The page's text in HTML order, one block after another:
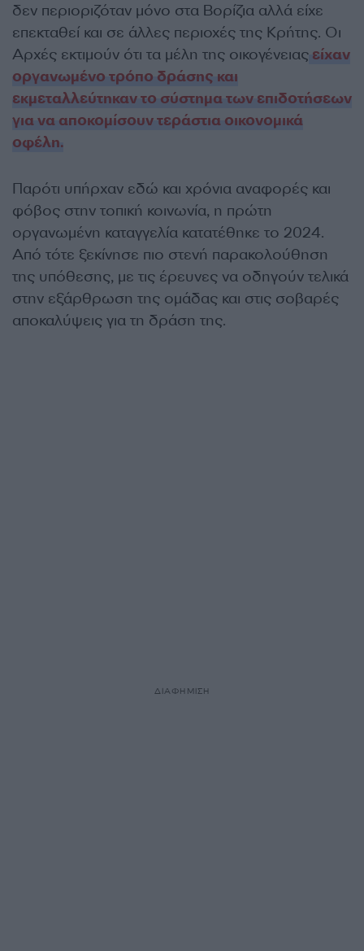
δεν περιοριζόταν μόνο στα Βορίζια αλλά είχε
επεκταθεί και σε άλλες περιοχές της Κρήτης. Οι
Αρχές εκτιμούν ότι τα μέλη της οικογένειας είχαν
οργανωμένο τρόπο δράσης και
εκμεταλλεύτηκαν το σύστημα των επιδοτήσεων
για να αποκομίσουν τεράστια οικονομικά
οφέλη.
Παρότι υπήρχαν εδώ και χρόνια αναφορές και
φόβος στην τοπική κοινωνία, η πρώτη
οργανωμένη καταγγελία κατατέθηκε το 2024.
Από τότε ξεκίνησε πιο στενή παρακολούθηση
της υπόθεσης, με τις έρευνες να οδηγούν τελικά
στην εξάρθρωση της ομάδας και στις σοβαρές
αποκαλύψεις για τη δράση της.
ΔΙΑΦΗΜΙΣΗ